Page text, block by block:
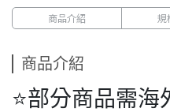
商品介紹 規
商品介紹
⭐️部分商品需